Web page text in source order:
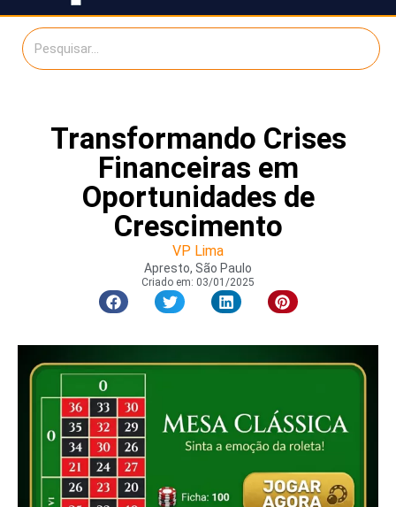
Transformando Crises
Financeiras em
Oportunidades de
Crescimento
VP Lima
Apresto, São Paulo
Criado em: 03/01/2025